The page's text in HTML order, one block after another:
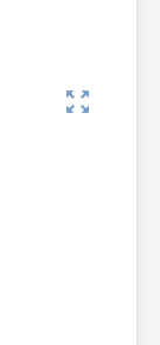
zoom_out_map